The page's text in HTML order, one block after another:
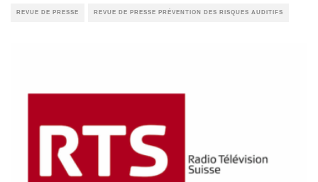
REVUE DE PRESSE REVUE DE PRESSE PRÉVENTION DES RISQUES AUDITIFS